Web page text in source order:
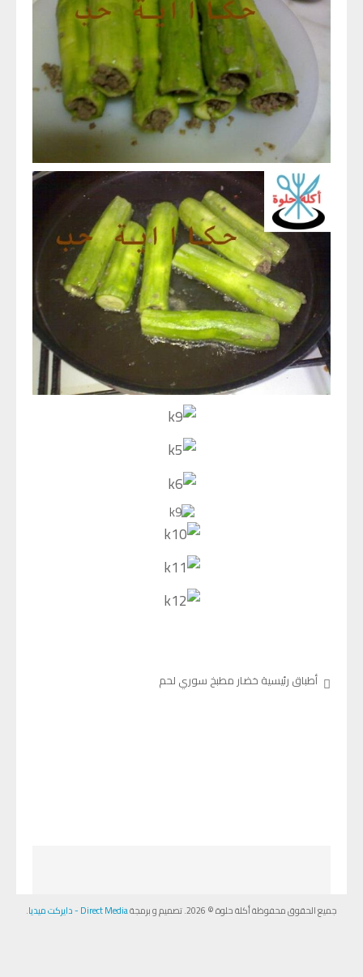
أطباق رئيسية خضار مطبخ سوري لحم
جميع الحقوق محفوظة أكلة حلوة © 2026. تصميم و برمجة Direct Media - دايركت ميديا .